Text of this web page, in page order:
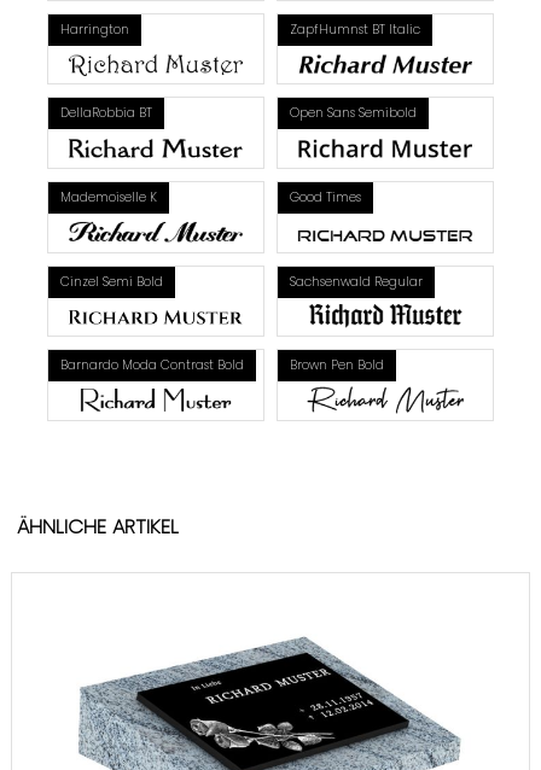
Harrington ZapfHumnst BT Italic
DellaRobbia BT Open Sans Semibold
Mademoiselle K Good Times
Cinzel Semi Bold Sachsenwald Regular
Barnardo Moda Contrast Bold Brown Pen Bold
ÄHNLICHE ARTIKEL